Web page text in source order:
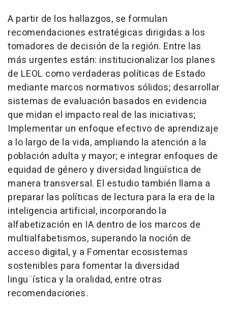
A partir de los hallazgos, se formulan
recomendaciones estratégicas dirigidas a los
tomadores de decisión de la región. Entre las
más urgentes están: institucionalizar los planes
de LEOL como verdaderas políticas de Estado
mediante marcos normativos sólidos; desarrollar
sistemas de evaluación basados en evidencia
que midan el impacto real de las iniciativas;
Implementar un enfoque efectivo de aprendizaje
a lo largo de la vida, ampliando la atención a la
población adulta y mayor; e integrar enfoques de
equidad de género y diversidad lingüística de
manera transversal. El estudio también llama a
preparar las políticas de lectura para la era de la
inteligencia artificial, incorporando la
alfabetización en IA dentro de los marcos de
multialfabetismos, superando la noción de
acceso digital, y a Fomentar ecosistemas
sostenibles para fomentar la diversidad
lingu¨ística y la oralidad, entre otras
recomendaciones.